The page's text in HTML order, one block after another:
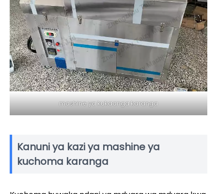
mashine ya kukaanga karanga
Kanuni ya kazi ya mashine ya
kuchoma karanga